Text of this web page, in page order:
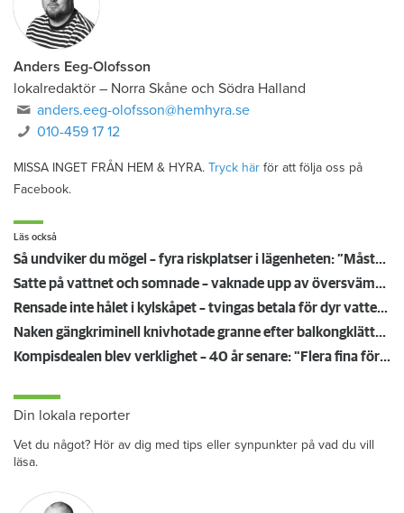
Anders Eeg-Olofsson
lokalredaktör – Norra Skåne och Södra Halland
anders.eeg-olofsson@hemhyra.se
010-459 17 12
MISSA INGET FRÅN HEM & HYRA. Tryck här för att följa oss på
Facebook.
Läs också
Så undviker du mögel – fyra riskplatser i lägenheten: ”Måste städa bort”
Satte på vattnet och somnade – vaknade upp av översvämning hos grannen
Rensade inte hålet i kylskåpet – tvingas betala för dyr vattenskada
Naken gängkriminell knivhotade granne efter balkongklättring
Kompisdealen blev verklighet – 40 år senare: "Flera fina fördelar med att dela bostad"
Din lokala reporter
Vet du något? Hör av dig med tips eller synpunkter på vad du vill
läsa.